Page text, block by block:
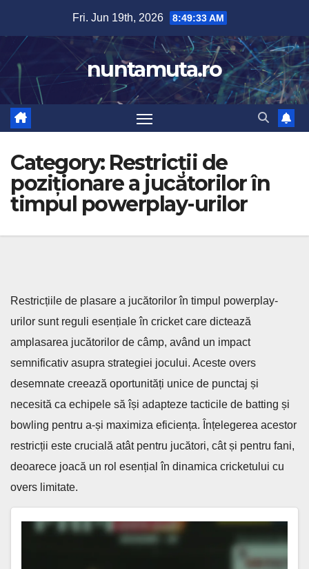
content
Fri. Jun 19th, 2026 8:49:35 AM
nuntamuta.ro
Category: Restricții de
poziționare a jucătorilor în
timpul powerplay-urilor
Restricțiile de plasare a jucătorilor în timpul powerplay-
urilor sunt reguli esențiale în cricket care dictează
amplasarea jucătorilor de câmp, având un impact
semnificativ asupra strategiei jocului. Aceste overs
desemnate creează oportunități unice de punctaj și
necesită ca echipele să își adapteze tacticile de batting și
bowling pentru a-și maximiza eficiența. Înțelegerea acestor
restricții este crucială atât pentru jucători, cât și pentru fani,
deoarece joacă un rol esențial în dinamica cricketului cu
overs limitate.